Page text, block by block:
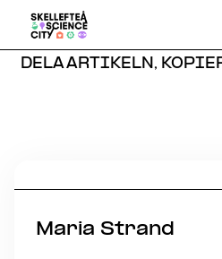
DELA ARTIKELN,
Maria Strand